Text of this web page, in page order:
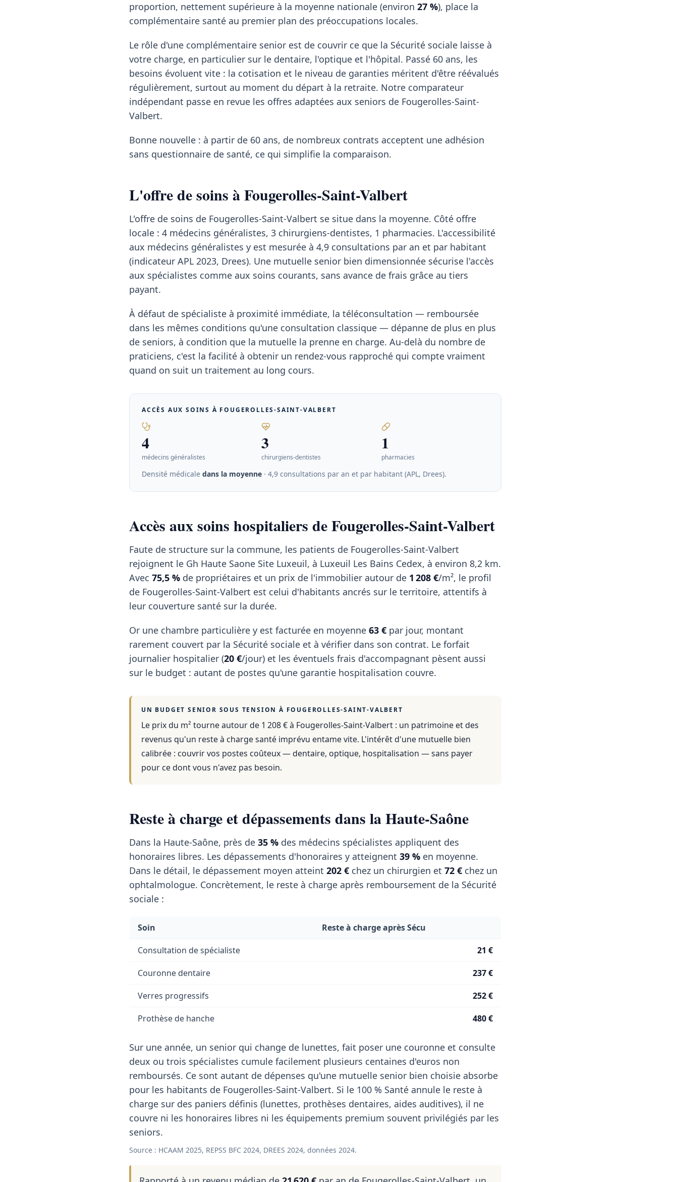
proportion, nettement supérieure à la moyenne nationale (environ 27 %), place la
complémentaire santé au premier plan des préoccupations locales.
Le rôle d'une complémentaire senior est de couvrir ce que la Sécurité sociale laisse à
votre charge, en particulier sur le dentaire, l'optique et l'hôpital. Passé 60 ans, les
besoins évoluent vite : la cotisation et le niveau de garanties méritent d'être réévalués
régulièrement, surtout au moment du départ à la retraite. Notre comparateur
indépendant passe en revue les offres adaptées aux seniors de Fougerolles-Saint-
Valbert.
Bonne nouvelle : à partir de 60 ans, de nombreux contrats acceptent une adhésion
sans questionnaire de santé, ce qui simplifie la comparaison.
L'offre de soins à Fougerolles-Saint-Valbert
L'offre de soins de Fougerolles-Saint-Valbert se situe dans la moyenne. Côté offre
locale : 4 médecins généralistes, 3 chirurgiens-dentistes, 1 pharmacies. L'accessibilité
aux médecins généralistes y est mesurée à 4,9 consultations par an et par habitant
(indicateur APL 2023, Drees). Une mutuelle senior bien dimensionnée sécurise l'accès
aux spécialistes comme aux soins courants, sans avance de frais grâce au tiers
payant.
À défaut de spécialiste à proximité immédiate, la téléconsultation — remboursée
dans les mêmes conditions qu'une consultation classique — dépanne de plus en plus
de seniors, à condition que la mutuelle la prenne en charge. Au-delà du nombre de
praticiens, c'est la facilité à obtenir un rendez-vous rapproché qui compte vraiment
quand on suit un traitement au long cours.
ACCÈS AUX SOINS À FOUGEROLLES-SAINT-VALBERT
4
médecins généralistes
3
chirurgiens-dentistes
1
pharmacies
Densité médicale dans la moyenne · 4,9 consultations par an et par habitant (APL, Drees).
Accès aux soins hospitaliers de Fougerolles-Saint-Valbert
Faute de structure sur la commune, les patients de Fougerolles-Saint-Valbert
rejoignent le Gh Haute Saone Site Luxeuil, à Luxeuil Les Bains Cedex, à environ 8,2 km.
Avec 75,5 % de propriétaires et un prix de l'immobilier autour de 1 208 €/m², le profil
de Fougerolles-Saint-Valbert est celui d'habitants ancrés sur le territoire, attentifs à
leur couverture santé sur la durée.
Or une chambre particulière y est facturée en moyenne 63 € par jour, montant
rarement couvert par la Sécurité sociale et à vérifier dans son contrat. Le forfait
journalier hospitalier (20 €/jour) et les éventuels frais d'accompagnant pèsent aussi
sur le budget : autant de postes qu'une garantie hospitalisation couvre.
UN BUDGET SENIOR SOUS TENSION À FOUGEROLLES-SAINT-VALBERT
Le prix du m² tourne autour de 1 208 €à Fougerolles-Saint-Valbert : un patrimoine et des
revenus qu'un reste à charge santé imprévu entame vite. L'intérêt d'une mutuelle bien
calibrée : couvrir vos postes coûteux — dentaire, optique, hospitalisation — sans payer
pour ce dont vous n'avez pas besoin.
Reste à charge et dépassements dans la Haute-Saône
Dans la Haute-Saône, près de 35 % des médecins spécialistes appliquent des
honoraires libres. Les dépassements d'honoraires y atteignent 39 % en moyenne.
Dans le détail, le dépassement moyen atteint 202 € chez un chirurgien et 72 € chez un
ophtalmologue. Concrètement, le reste à charge après remboursement de la Sécurité
sociale :
Soin Reste à charge après Sécu
Consultation de spécialiste 21 €
Couronne dentaire 237 €
Verres progressifs 252 €
Prothèse de hanche 480 €
Sur une année, un senior qui change de lunettes, fait poser une couronne et consulte
deux ou trois spécialistes cumule facilement plusieurs centaines d'euros non
remboursés. Ce sont autant de dépenses qu'une mutuelle senior bien choisie absorbe
pour les habitants de Fougerolles-Saint-Valbert. Si le 100 % Santé annule le reste à
charge sur des paniers définis (lunettes, prothèses dentaires, aides auditives), il ne
couvre ni les honoraires libres ni les équipements premium souvent privilégiés par les
seniors.
Source : HCAAM 2025, REPSS BFC 2024, DREES 2024, données 2024.